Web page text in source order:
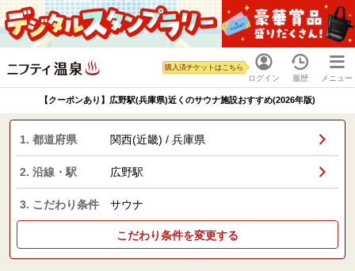
ログイン
購入済チケットはこちら
履歴 メニュー
【クーポンあり】広野駅(兵庫県)近くのサウナ施設おすすめ(2026年版)
1. 都道府県 関西(近畿) / 兵庫県
2. 沿線・駅 広野駅
3. こだわり条件 サウナ
こだわり条件を変更する